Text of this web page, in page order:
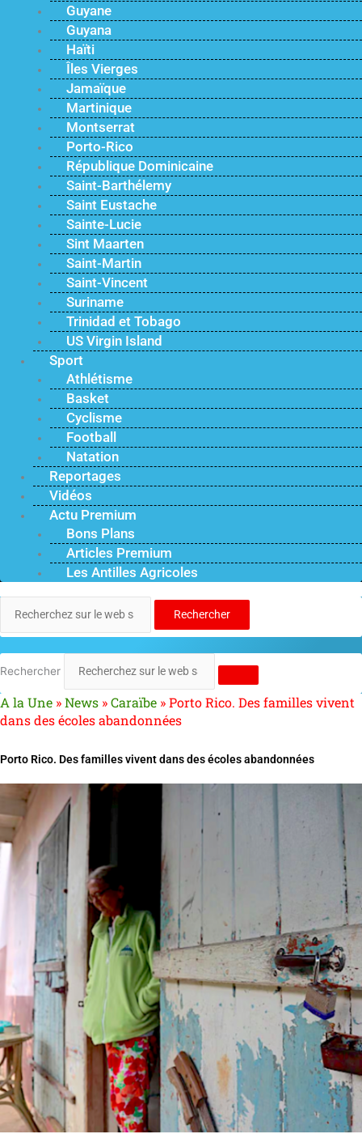
Guyane
Guyana
Haïti
Îles Vierges
Jamaïque
Martinique
Montserrat
Porto-Rico
République Dominicaine
Saint-Barthélemy
Saint Eustache
Sainte-Lucie
Sint Maarten
Saint-Martin
Saint-Vincent
Suriname
Trinidad et Tobago
US Virgin Island
Sport
Athlétisme
Basket
Cyclisme
Football
Natation
Reportages
Vidéos
Actu Premium
Bons Plans
Articles Premium
Les Antilles Agricoles
Rechercher
Rechercher
A la Une »News »Caraïbe »Porto Rico. Des familles vivent
dans des écoles abandonnées
Porto Rico. Des familles vivent dans des écoles abandonnées